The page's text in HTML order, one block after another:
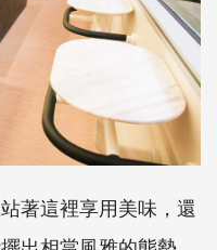
著這裡享用美味，還